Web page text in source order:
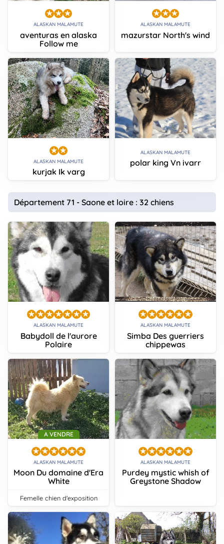
ALASKAN MALAMUTE
aventuras en alaska
Follow me
ALASKAN MALAMUTE
mazurstar North's wind
ALASKAN MALAMUTE
kurjak Ik varg
ALASKAN MALAMUTE
polar king Vn ivarr
Département 71 - Saone et loire : 32 chiens
ALASKAN MALAMUTE
Babydoll de l'aurore
Polaire
ALASKAN MALAMUTE
Simba Des guerriers
chippewas
A VENDRE
ALASKAN MALAMUTE
Moon Du domaine d'Era
White
femelle chien d'exposition
ALASKAN MALAMUTE
Purdey mystic whish of
Greystone Shadow